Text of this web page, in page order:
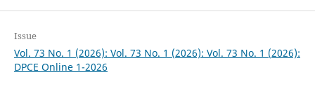
Issue
Vol. 73 No. 1 (2026): Vol. 73 No. 1 (2026): Vol. 73 No. 1 (2026):
DPCE Online 1-2026